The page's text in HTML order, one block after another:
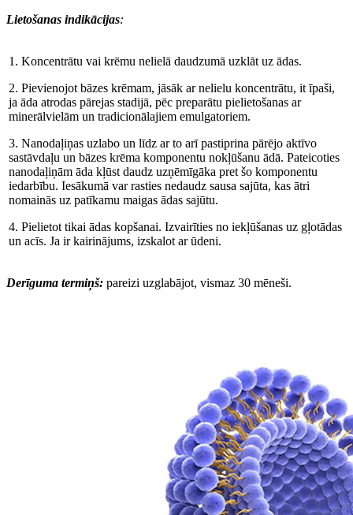
Lietošanas indikācijas:
1. Koncentrātu vai krēmu nelielā daudzumā uzklāt uz ādas.
2. Pievienojot bāzes krēmam, jāsāk ar nelielu koncentrātu, it īpaši,
ja āda atrodas pārejas stadijā, pēc preparātu pielietošanas ar
minerālvielām un tradicionālajiem emulgatoriem.
3. Nanodaļiņas uzlabo un līdz ar to arī pastiprina pārējo aktīvo
sastāvdaļu un bāzes krēma komponentu nokļūšanu ādā. Pateicoties
nanodaļiņām āda kļūst daudz uzņēmīgāka pret šo komponentu
iedarbību. Iesākumā var rasties nedaudz sausa sajūta, kas ātri
nomainās uz patīkamu maigas ādas sajūtu.
4. Pielietot tikai ādas kopšanai. Izvairīties no iekļūšanas uz gļotādas
un acīs. Ja ir kairinājums, izskalot ar ūdeni.
Derīguma termiņš: pareizi uzglabājot, vismaz 30 mēneši.